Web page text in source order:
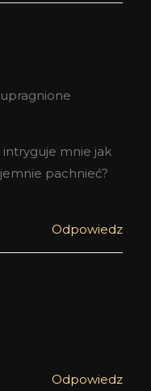
mnie jak
pachnieć?
Odpowiedz
Odpowiedz